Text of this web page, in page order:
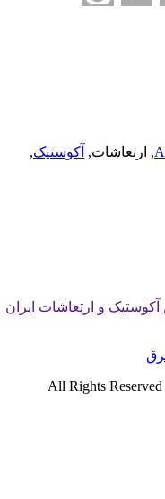
, ارتعاشات,آکوستیک,
و ارتعاشات ایران